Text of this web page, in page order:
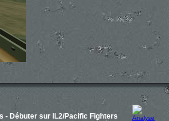
- Débuter sur IL2/Pacific Fighters